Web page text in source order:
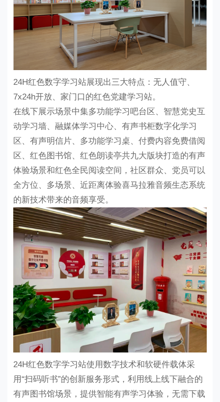
24H红色数字学习站展现出三大特点： 无人值守、
7x24h开放、家门口的红色党建学习站。
在线下展示场景中集多功能学习吧台区、智慧党史互
动学习墙、融媒体学习中心、有声书柜数字化学习
区、有声明信片、多功能学习桌、付费内容免费借阅
区、红色图书馆、红色朗读亭共九大版块打造的有声
体验场景和红色全民阅读空间，社区群众、党员可以
全方位、多场景、近距离体验喜马拉雅音频生态系统
的新技术带来的音频享受。
24H红色数字学习站使用数字技术和软硬件载体采
用“扫码听书”的创新服务形式，利用线上线下融合的
有声图书馆场景，提供智能有声学习体验，无需下载